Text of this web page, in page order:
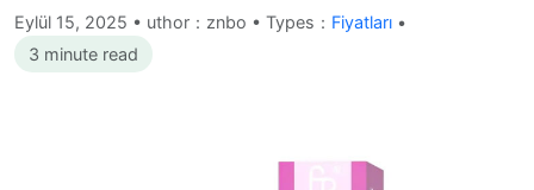
Eylül 15, 2025 • uthor：znbo • Types： Fiyatları •
3 minute read